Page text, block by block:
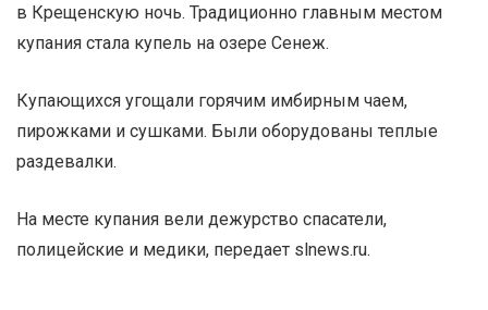
в Крещенскую ночь. Традиционно главным местом
купания стала купель на озере Сенеж.
Купающихся угощали горячим имбирным чаем,
пирожками и сушками. Были оборудованы теплые
раздевалки.
На месте купания вели дежурство спасатели,
полицейские и медики, передает slnews.ru.